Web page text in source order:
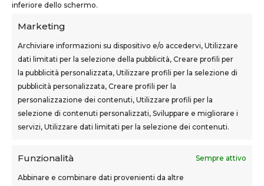
inferiore dello schermo.
Marketing
Archiviare informazioni su dispositivo e/o accedervi, Utilizzare
dati limitati per la selezione della pubblicità, Creare profili per
la pubblicità personalizzata, Utilizzare profili per la selezione di
pubblicità personalizzata, Creare profili per la
personalizzazione dei contenuti, Utilizzare profili per la
selezione di contenuti personalizzati, Sviluppare e migliorare i
servizi, Utilizzare dati limitati per la selezione dei contenuti.
Funzionalità Sempre attivo
Abbinare e combinare dati provenienti da altre
SEDI CORSI
Sovigliana – Vinci
Via F.lli Cairoli, 12
Castelfranco di Sotto